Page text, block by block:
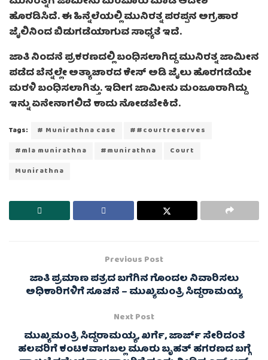
ಹೊರಡಿಸಿದೆ. ಈ ಹಿನ್ನೆಲೆಯಲ್ಲಿ ಮುನಿರತ್ನ ಪರಪ್ಪನ ಅಗ್ರಹಾರ
ಜೈಲಿನಿಂದ ಬಿಡುಗಡೆಯಾಗುವ ಸಾಧ್ಯತೆ ಇದೆ.
ಜಾತಿ ನಿಂದನೆ ಪ್ರಕರಣದಲ್ಲಿ ಬಂಧಿಸಲಾಗಿದ್ದ ಮುನಿರತ್ನ ಜಾಮೀನ
ಪಡೆದ ಬೆನ್ನಲ್ಲೇ ಅತ್ಯಾಚಾರದ ಕೇಸ್ ಅಡಿ ಜೈಲು ಹೊರಗಡೆಯೇ
ಮರಳಿ ಬಂಧಿಸಲಾಗಿತ್ತು. ಇದೀಗ ಜಾಮೀನು ಮಂಜೂರಾಗಿದ್ದು
ಇನ್ನು ಏನೇನಾಗಲಿದೆ ಕಾದು ನೋಡಬೇಕಿದೆ.
Tags: # Munirathna case
##courtreserves
#mla munirathna
#munirathna
Court
Munirathna
Previous Post
ಜಾತಿ ಪ್ರಮಾಣ ಪತ್ರದ ಬಗೆಗಿನ ಗೊಂದಲ ನಿವಾರಿಸಲು
ಅಧಿಕಾರಿಗಳಿಗೆ ಸೂಚನೆ – ಮುಖ್ಯಮಂತ್ರಿ ಸಿದ್ದರಾಮಯ್ಯ
Next Post
ಮುಖ್ಯಮಂತ್ರಿ ಸಿದ್ದರಾಮಯ್ಯ, ಖರ್ಗೆ, ಜಾರ್ಜ್ ಸೇರಿದಂತೆ
ಹಲವರಿಗೆ ಕಂಟಕವಾಗಬಲ್ಲ ಮೂರು ಬೃಹತ್ ಹಗರಣದ ಬಗ್ಗೆ